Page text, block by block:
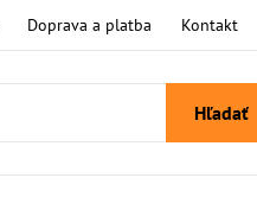
Doprava a platba Kontakt
Hľadať